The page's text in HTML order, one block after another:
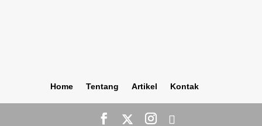
Home Tentang Artikel Kontak